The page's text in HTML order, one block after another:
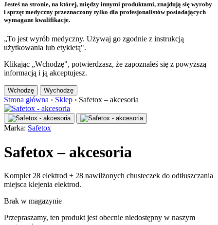
Jesteś na stronie, na której, między innymi produktami, znajdują się wyroby
i sprzęt medyczny przeznaczony tylko dla profesjonalistów posiadających
wymagane kwalifikacje.
„To jest wyrób medyczny. Używaj go zgodnie z instrukcją
użytkowania lub etykietą".
Klikając „Wchodzę", potwierdzasz, że zapoznałeś się z powyższą
informacją i ją akceptujesz.
Wchodzę Wychodzę
Strona główna › Sklep › Safetox – akcesoria
Marka: Safetox
Safetox – akcesoria
Komplet 28 elektrod + 28 nawilżonych chusteczek do odtłuszczania
miejsca klejenia elektrod.
Brak w magazynie
Przepraszamy, ten produkt jest obecnie niedostępny w naszym